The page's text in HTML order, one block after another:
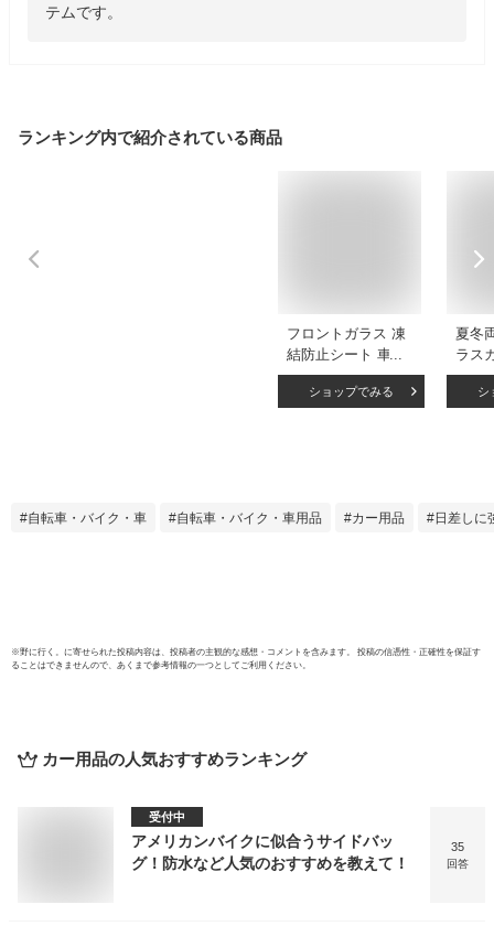
テムです。
ランキング内で紹介されている商品
フロントガラス 凍
結防止シート 車用
凍結防止カバー フ
ロントガラス保護カ
畳み式 収納袋付き
ショップでみる
夏冬
ラス
ンシ
バー
ント
シ
自転車・バイク・車 自転車・バイク・車用品 カー用品 日差しに
※野に行く。 に寄せられた投稿内容は、投稿者の主観的な感想・コメントを含みます。 投稿の信憑性・正確性を保証す
ることはできませんので、あくまで参考情報の一つとしてご利用ください。
カー用品の人気おすすめランキング
受付中
アメリカンバイクに似合うサイドバッ
グ！防水など人気のおすすめを教えて！
35
回答